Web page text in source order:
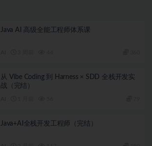
Java AI 高级全能工程师体系课
从 Vibe Coding 到 Harness × SDD 全栈开发实
战（完结）
Java+AI全栈开发工程师（完结）